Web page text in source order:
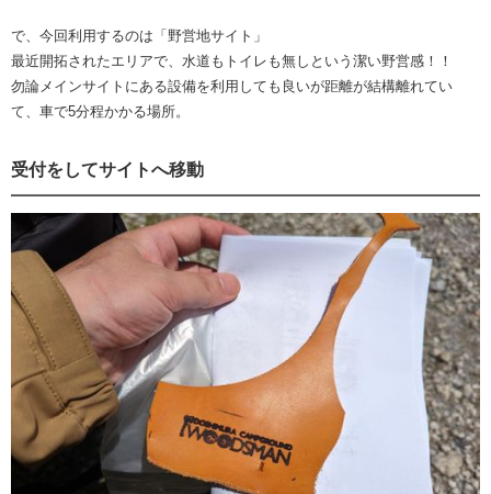
で、今回利用するのは「野営地サイト」
最近開拓されたエリアで、水道もトイレも無しという潔い野営感！！
勿論メインサイトにある設備を利用しても良いが距離が結構離れてい
て、車で5分程かかる場所。
受付をしてサイトへ移動